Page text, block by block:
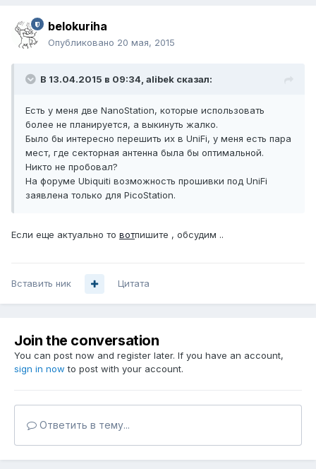
belokuriha
Опубликовано 20 мая, 2015
В 13.04.2015 в 09:34, alibek сказал:
Есть у меня две NanoStation, которые использовать
более не планируется, а выкинуть жалко.
Было бы интересно перешить их в UniFi, у меня есть пара
мест, где секторная антенна была бы оптимальной.
Никто не пробовал?
На форуме Ubiquiti возможность прошивки под UniFi
заявлена только для PicoStation.
Если еще актуально то вотпишите , обсудим ..
Вставить ник Цитата
Join the conversation
You can post now and register later. If you have an account,
sign in now to post with your account.
Ответить в тему...